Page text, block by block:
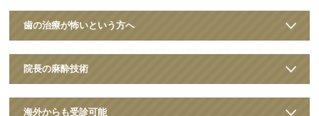
歯の治療が怖いという方へ
院長の麻酔技術
海外からも受診可能